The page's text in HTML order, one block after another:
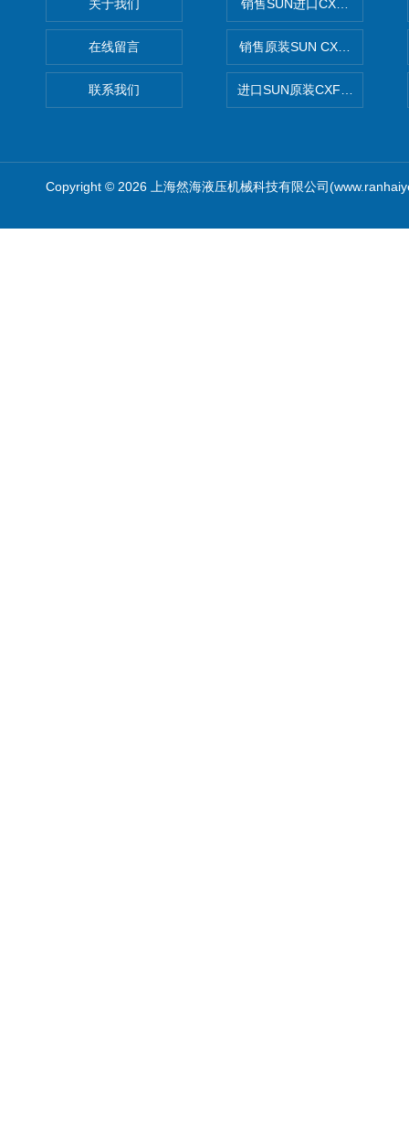
关于我们
在线留言
联系我们
销售SUN进口CXGDXCN插
销售原装SUN CXJAXCN全
进口SUN原装CXFAXCN导压
Copyright © 2026 上海然海液压机械科技有限公司